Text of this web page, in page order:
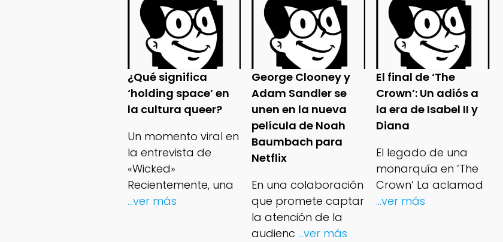
¿Qué significa
‘holding space’ en
la cultura queer?
Un momento viral en
la entrevista de
«Wicked»
Recientemente, una
...ver más
George Clooney y
Adam Sandler se
unen en la nueva
película de Noah
Baumbach para
Netflix
En una colaboración
que promete captar
la atención de la
audienc ...ver más
El final de ‘The
Crown’: Un adiós a
la era de Isabel II y
Diana
El legado de una
monarquía en ‘The
Crown’ La aclamad
...ver más